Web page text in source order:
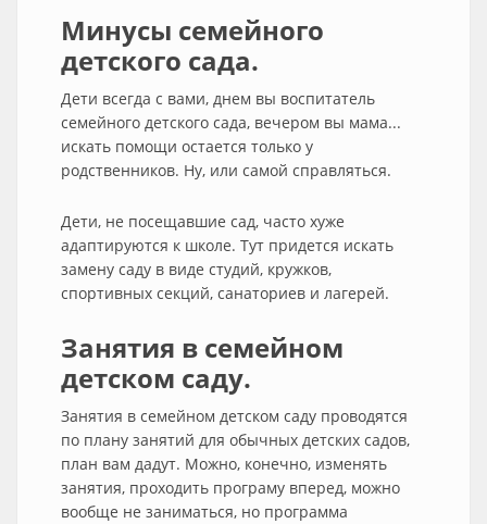
Минусы семейного
детского сада.
Дети всегда с вами, днем вы воспитатель
семейного детского сада, вечером вы мама...
искать помощи остается только у
родственников. Ну, или самой справляться.
Дети, не посещавшие сад, часто хуже
адаптируются к школе. Тут придется искать
замену саду в виде студий, кружков,
спортивных секций, санаториев и лагерей.
Занятия в семейном
детском саду.
Занятия в семейном детском саду проводятся
по плану занятий для обычных детских садов,
план вам дадут. Можно, конечно, изменять
занятия, проходить програму вперед, можно
вообще не заниматься, но программа